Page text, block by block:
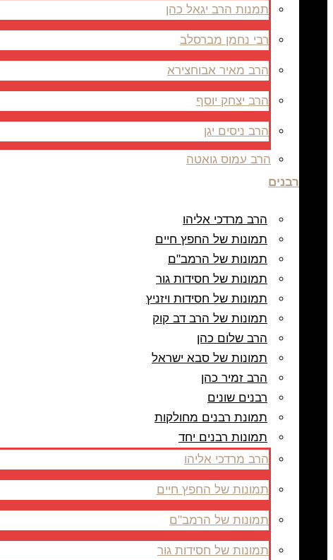
תמנות הרב יגאל כהן
רבי נחמן מברסלב
הרב מאיר אבוחצירא
הרב יצחק יוסף
הרב ניסים יגן
הרב עמוס גואטה
רבנים
הרב מרדכי אליהו
תמונות של החפץ חיים
תמונות של הרמב"ם
תמונות של חסידות גור
תמונות של חסידות ויזניץ
תמונות של הרב דב קוק
הרב שלום כהן
תמונות של סבא ישראל
הרב זמיר כהן
רבנים שונים
תמונת רבנים מחולקות
תמונות רבנים יחד
הרב מרדכי אליהו
תמונות של החפץ חיים
תמונות של הרמב"ם
תמונות של חסידות גור